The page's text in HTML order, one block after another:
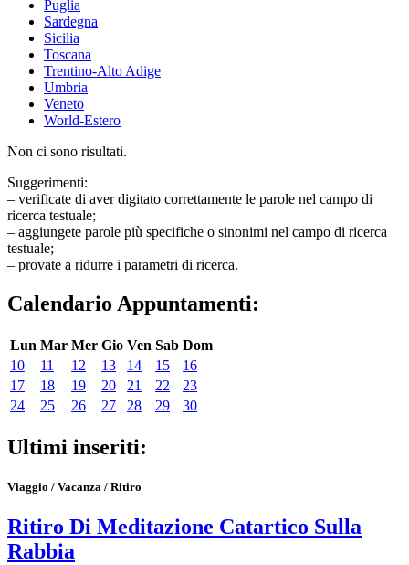
Puglia
Sardegna
Sicilia
Toscana
Trentino-Alto Adige
Umbria
Veneto
World-Estero
Non ci sono risultati.
Suggerimenti:
– verificate di aver digitato correttamente le parole nel campo di
ricerca testuale;
– aggiungete parole più specifiche o sinonimi nel campo di ricerca
testuale;
– provate a ridurre i parametri di ricerca.
Calendario Appuntamenti:
Lun Mar Mer Gio Ven Sab Dom
10
11 12 13 14 15
16
17
18 19 20 21 22
23
24
25 26 27 28 29 30
Ultimi inseriti:
Viaggio / Vacanza / Ritiro
Ritiro Di Meditazione Catartico Sulla
Rabbia